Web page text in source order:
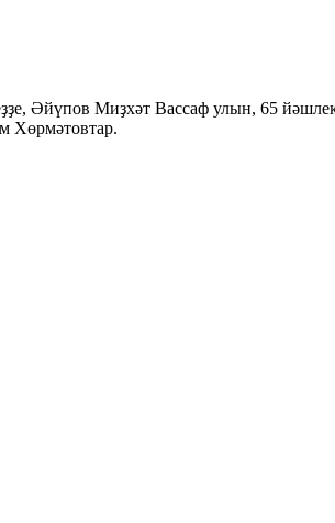
Әйүпов Миҙхәт Вассаф улын, 65
Хөрмәтовтар.